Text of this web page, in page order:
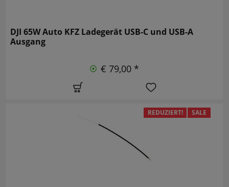
DJI 65W Auto KFZ Ladegerät USB-C und USB-A
Ausgang
€ 79,00 *
REDUZIERT! SALE